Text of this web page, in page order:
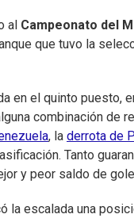
al Campeonato del
que tuvo la
en el quinto
combinación de
, la derrota de
Tanto
y peor saldo de
la escalada una